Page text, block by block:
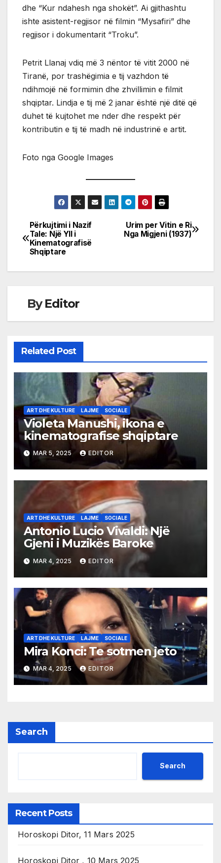
dhe “Kur ndahesh nga shokët”. Ai gjithashtu
ishte asistent-regjisor në filmin “Mysafiri” dhe
regjisor i dokumentarit “Troku”.
Petrit Llanaj vdiq më 3 nëntor të vitit 2000 në
Tiranë, por trashëgimia e tij vazhdon të
ndihmojë në formimin dhe zhvillimin e filmit
shqiptar. Lindja e tij më 2 janar është një ditë që
duhet të kujtohet me nder dhe respekt për
kontributin e tij të madh në industrinë e artit.
Foto nga Google Images
Post
navigation
Urim per Vitin e Ri
Nga Migjeni (1937)
Përkujtimi i Nazif
Tale: Një Yll i
Kinematografisë
Shqiptare
ByEditor
Related Post
ART DHE KULTURE LAJME SOCIALE
Violeta Manushi, ikona e
kinematografise shqiptare
MAR 5, 2025 EDITOR
ART DHE KULTURE LAJME SOCIALE
Antonio Lucio Vivaldi: Një
Gjeni i Muzikës Baroke
MAR 4, 2025 EDITOR
ART DHE KULTURE LAJME SOCIALE
Mira Konci: Te sotmen jeto
MAR 4, 2025 EDITOR
Search
Search
Recent Posts
Horoskopi Ditor, 11 Mars 2025
Horoskopi Ditor , 10 Mars 2025